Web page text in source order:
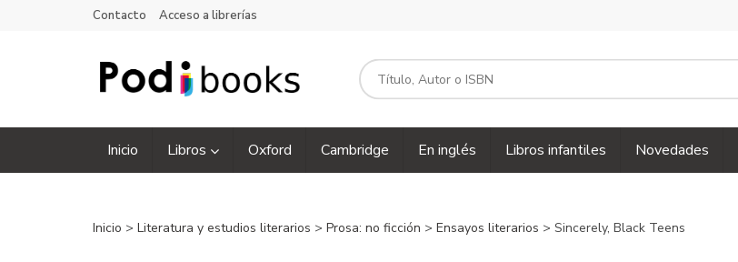
Contacto Acceso a librerías
Inicio Libros Oxford Cambridge En inglés Libros infantiles Novedades
Inicio > Literatura y estudios literarios > Prosa: no ficción > Ensayos literarios > Sincerely, Black Teens